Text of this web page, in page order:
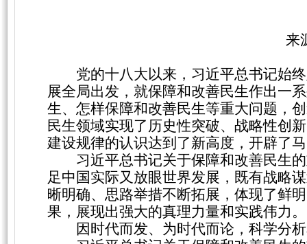
来
党的十八大以来，习近平总书记始
展全局出发，就保障和改善民生作出一
生、怎样保障和改善民生等重大问题，
民生领域实现了历史性突破、战略性创
建设规律的认识达到了新高度，开辟了
习近平总书记关于保障和改善民生
足中国实际又放眼世界发展，既有战略
晰明确、思路举措不断拓展，体现了鲜
果，展现出强大的真理力量和实践伟力。
因时代而发、为时代而论，科学分